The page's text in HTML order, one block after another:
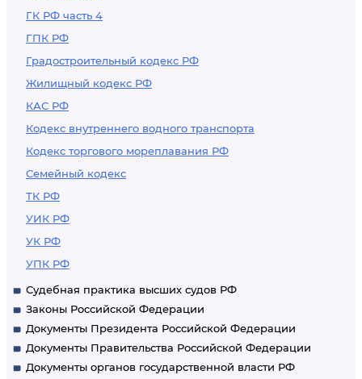
ГК РФ часть 4
ГПК РФ
Градостроительный кодекс РФ
Жилищный кодекс РФ
КАС РФ
Кодекс внутреннего водного транспорта
Кодекс торгового мореплавания РФ
Семейный кодекс
ТК РФ
УИК РФ
УК РФ
УПК РФ
Судебная практика высших судов РФ
Законы Российской Федерации
Документы Президента Российской Федерации
Документы Правительства Российской Федерации
Документы органов государственной власти РФ